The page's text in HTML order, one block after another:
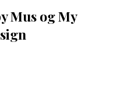
Mus og My